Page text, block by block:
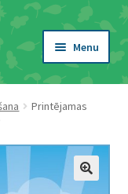
Menu
Expand
child
menu
Expand
child
Printējamas